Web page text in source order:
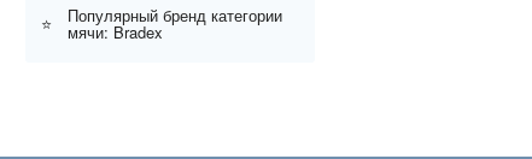
⭐
Популярный бренд категории
мячи: Bradex